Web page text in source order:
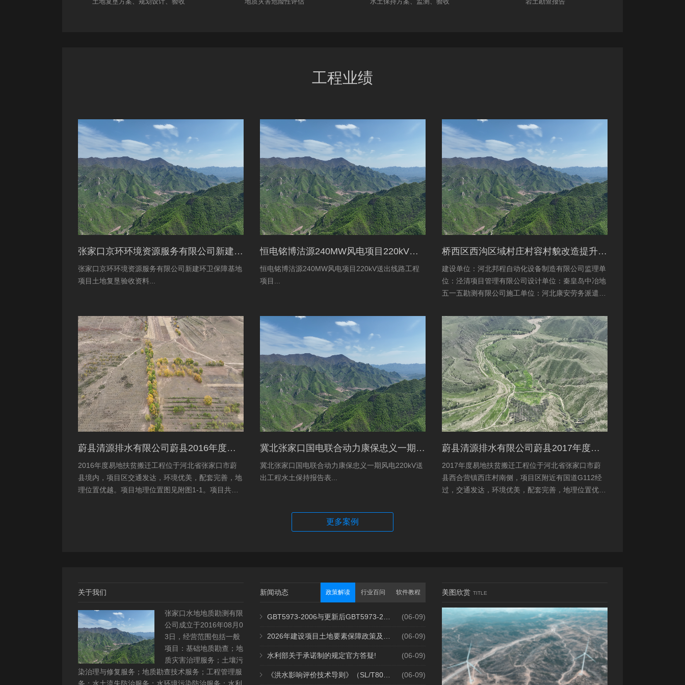
工程业绩
张家口京环环境资源服务有限公司新建环卫保障基地项目土地复垦验收资料
张家口京环环境资源服务有限公司新建环卫保障基地
项目土地复垦验收资料...
恒电铭博沽源240MW风电项目220kV送出线路工程项目土地复垦验收资料
恒电铭博沽源240MW风电项目220kV送出线路工程
项目...
桥西区西沟区域村庄村容村貌改造提升及基础设施建设项目堆料场土地复垦验收资料
建设单位：河北邦程自动化设备制造有限公司监理单
位：泾清项目管理有限公司设计单位：秦皇岛中冶地
五一五勘测有限公司施工单位：河北康安劳务派遣有
设施建设项目堆料...
蔚县清源排水有限公司蔚县2016年度易地扶贫搬迁工程水土保持方案
2016年度易地扶贫搬迁工程位于河北省张家口市蔚
县境内，项目区交通发达，环境优美，配套完善，地
理位置优越。项目地理位置图见附图1-1。项目共建1
冀北张家口国电联合动力康保忠义一期风电220kV送出工程水土保持报告表
冀北张家口国电联合动力康保忠义一期风电220kV送
出工程水土保持报告表...
蔚县清源排水有限公司蔚县2017年度易地扶贫搬迁工程（一期）水土保持方案
2017年度易地扶贫搬迁工程位于河北省张家口市蔚
县西合营镇西庄村南侧，项目区附近有国道G112经
过，交通发达，环境优美，配套完善，地理位置优
更多案例
关于我们
张家口水地地质勘测有限
公司成立于2016年08月0
3日，经营范围包括一般
项目：基础地质勘查；地
质灾害治理服务；土壤污
染治理与修复服务；地质勘查技术服务；工程管理服
新闻动态 政策解读 行业百问 软件教程
2个月前
(06-09)
2个月前
(06-09)
2个月前
(06-09)
水利部关于承诺制的规定官方答疑!
2个月前
(06-09)
《洪水影响评价技术导则》（SL/T808-2025）核心解读
美图欣赏 TITLE